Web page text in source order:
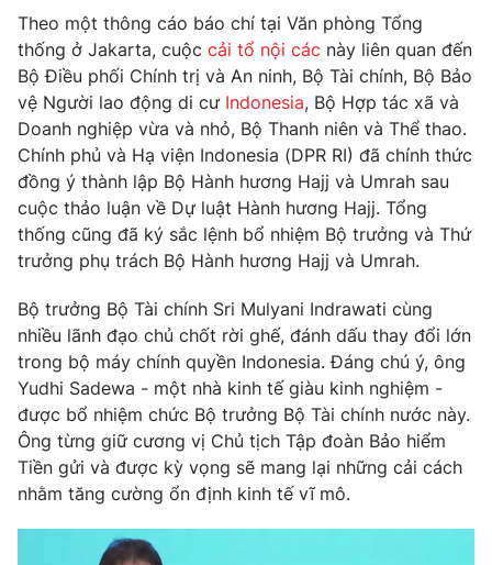
Sản phẩm
Thị trường
Tư vấn
Lịch phát sóng
Chuyên mục khác
Emagazine Podcast
Photo Infographic
Video Shorts video
VTV Money VTV Thể thao
VTV Sức khoẻ Bất động sản
Thị trường 24h
Theo một thông cáo báo chí tại Văn phòng Tổng
thống ở Jakarta, cuộc cải tổ nội các này liên quan đến
Bộ Điều phối Chính trị và An ninh, Bộ Tài chính, Bộ Bảo
vệ Người lao động di cư Indonesia, Bộ Hợp tác xã và
Doanh nghiệp vừa và nhỏ, Bộ Thanh niên và Thể thao.
Chính phủ và Hạ viện Indonesia (DPR RI) đã chính thức
đồng ý thành lập Bộ Hành hương Hajj và Umrah sau
cuộc thảo luận về Dự luật Hành hương Hajj. Tổng
thống cũng đã ký sắc lệnh bổ nhiệm Bộ trưởng và Thứ
trưởng phụ trách Bộ Hành hương Hajj và Umrah.
Bộ trưởng Bộ Tài chính Sri Mulyani Indrawati cùng
nhiều lãnh đạo chủ chốt rời ghế, đánh dấu thay đổi lớn
trong bộ máy chính quyền Indonesia. Đáng chú ý, ông
Yudhi Sadewa - một nhà kinh tế giàu kinh nghiệm -
được bổ nhiệm chức Bộ trưởng Bộ Tài chính nước này.
Ông từng giữ cương vị Chủ tịch Tập đoàn Bảo hiểm
Tiền gửi và được kỳ vọng sẽ mang lại những cải cách
nhằm tăng cường ổn định kinh tế vĩ mô.